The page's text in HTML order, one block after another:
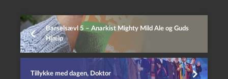
Barselsævl 5 – Anarkist Mighty Mild Ale og Guds
Hjælp
Tillykke med dagen, Doktor